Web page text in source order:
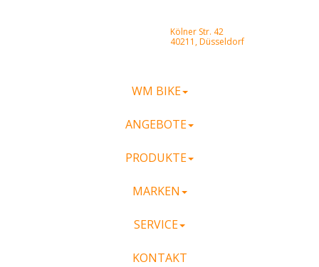
Kölner Str. 42
40211, Düsseldorf
WM BIKE
ANGEBOTE
PRODUKTE
MARKEN
SERVICE
KONTAKT